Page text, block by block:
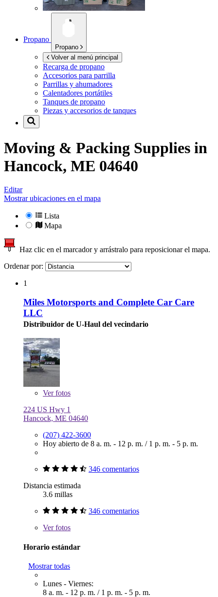
Propano
Propano
Volver al menú principal
Recarga de propano
Accesorios para parrilla
Parrillas y ahumadores
Calentadores portátiles
Tanques de propano
Piezas y accesorios de tanques
Moving & Packing Supplies in
Hancock, ME 04640
Editar
Mostrar ubicaciones en el mapa
Lista
Mapa
Haz clic en el marcador y arrástralo para reposicionar el mapa.
Ordenar por:
1
Miles Motorsports and Complete Car Care
LLC
Distribuidor de U-Haul del vecindario
Verfotos
224 US Hwy 1
Hancock, ME 04640
(207) 422-3600
Hoy abierto de 8 a. m. - 12 p. m. / 1 p. m. - 5 p. m.
346 comentarios
Distancia estimada
3.6 millas
346 comentarios
Verfotos
Horario estándar
Mostrar todas
Lunes - Viernes:
8 a. m. - 12 p. m. / 1 p. m. - 5 p. m.